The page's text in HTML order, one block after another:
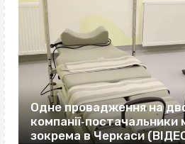
Одне провадження на
зокрема в Черкаси